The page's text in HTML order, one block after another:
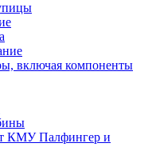
включая компоненты
КМУ Палфингер и